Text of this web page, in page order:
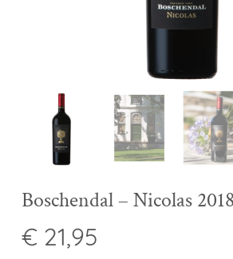
Boschendal – Nicolas 2018
€ 21,95